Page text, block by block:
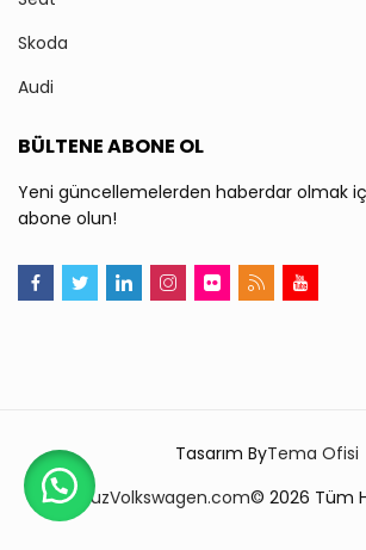
Skoda
Audi
BÜLTENE ABONE OL
Yeni güncellemelerden haberdar olmak
abone olun!
TopuzVolkswagen.com© 2026 Tüm
Tasarım ByTema Ofisi